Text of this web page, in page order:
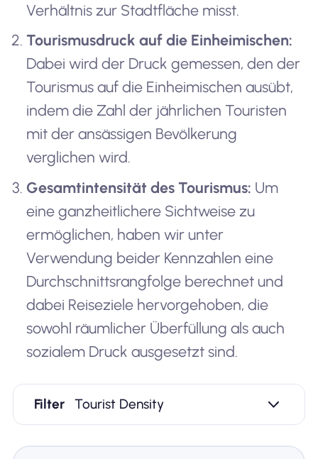
Verhältnis zur Stadtfläche misst.
Tourismusdruck auf die Einheimischen:
Dabei wird der Druck gemessen, den der
Tourismus auf die Einheimischen ausübt,
indem die Zahl der jährlichen Touristen
mit der ansässigen Bevölkerung
verglichen wird.
Gesamtintensität des Tourismus: Um
eine ganzheitlichere Sichtweise zu
ermöglichen, haben wir unter
Verwendung beider Kennzahlen eine
Durchschnittsrangfolge berechnet und
dabei Reiseziele hervorgehoben, die
sowohl räumlicher Überfüllung als auch
sozialem Druck ausgesetzt sind.
Filter Tourist Density